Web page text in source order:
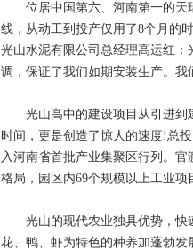
位居中国第六、河南第一的天瑞
线，从动工到投产仅用了8个月的
光山水泥有限公司总经理高运红
调，保证了我们如期安装生产。我
光山高中的建设项目从引进到建
时间，更是创造了惊人的速度!总
入河南省首批产业集聚区行列。
格局，园区内69个规模以上工业项
光山的现代农业独具优势，快速
花、鸭、虾为特色的种养加蓬勃发